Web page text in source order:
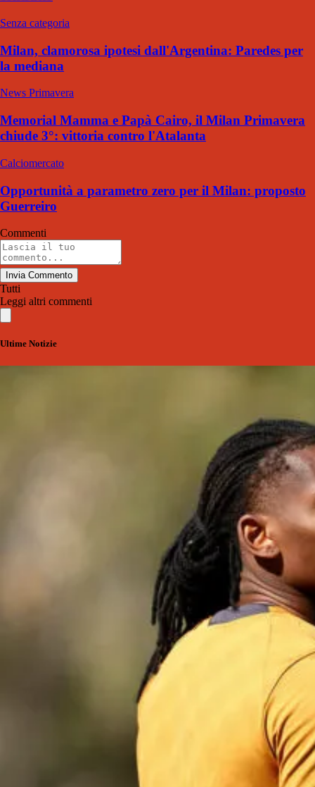
Senza categoria
Milan, clamorosa ipotesi dall'Argentina: Paredes per
la mediana
News Primavera
Memorial Mamma e Papà Cairo, il Milan Primavera
chiude 3°: vittoria contro l'Atalanta
Calciomercato
Opportunità a parametro zero per il Milan: proposto
Guerreiro
Commenti
Invia Commento
Tutti
Leggi altri commenti
Ultime Notizie